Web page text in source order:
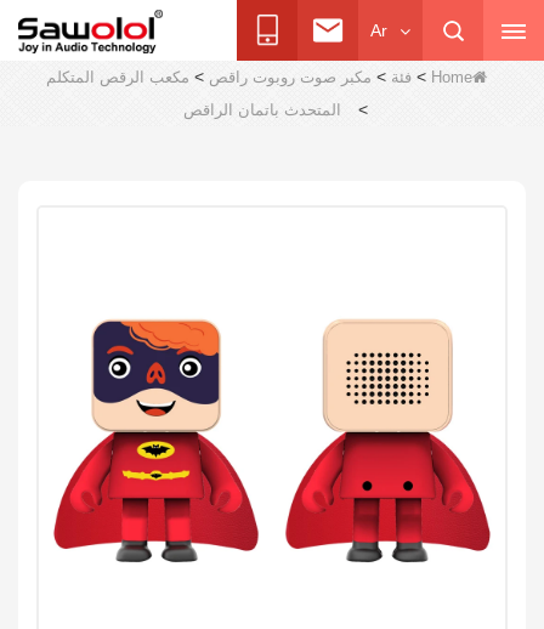
Ar
Home
>فئة > مكبر صوت روبوت راقص > مكعب الرقص المتكلم
> المتحدث باتمان الراقص